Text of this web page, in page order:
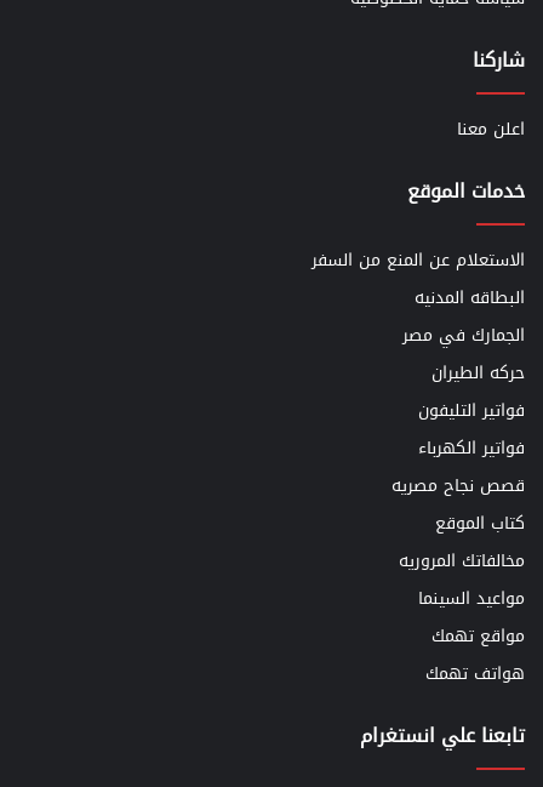
شاركنا
اعلن معنا
خدمات الموقع
الاستعلام عن المنع من السفر
البطاقه المدنيه
الجمارك في مصر
حركه الطيران
فواتير التليفون
فواتير الكهرباء
قصص نجاح مصريه
كتاب الموقع
مخالفاتك المروريه
مواعيد السينما
مواقع تهمك
هواتف تهمك
تابعنا علي انستغرام